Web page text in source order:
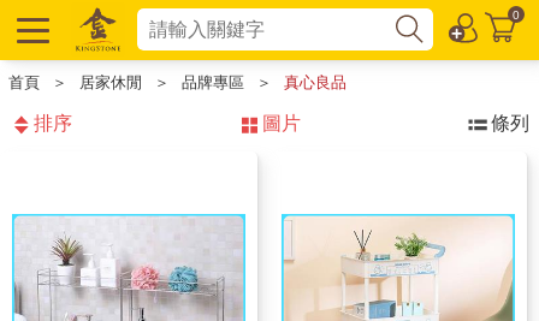
0
首頁 ＞ 居家休閒 ＞ 品牌專區 ＞ 真心良品
排序 圖片 條列